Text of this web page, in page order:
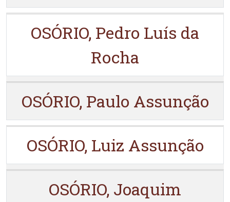
OSÓRIO, Pedro Luís da
Rocha
OSÓRIO, Paulo Assunção
OSÓRIO, Luiz Assunção
OSÓRIO, Joaquim